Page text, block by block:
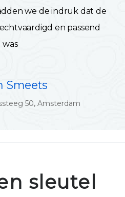
we de indruk dat de
en passend
was
Smeets
50, Amsterdam
sleutel